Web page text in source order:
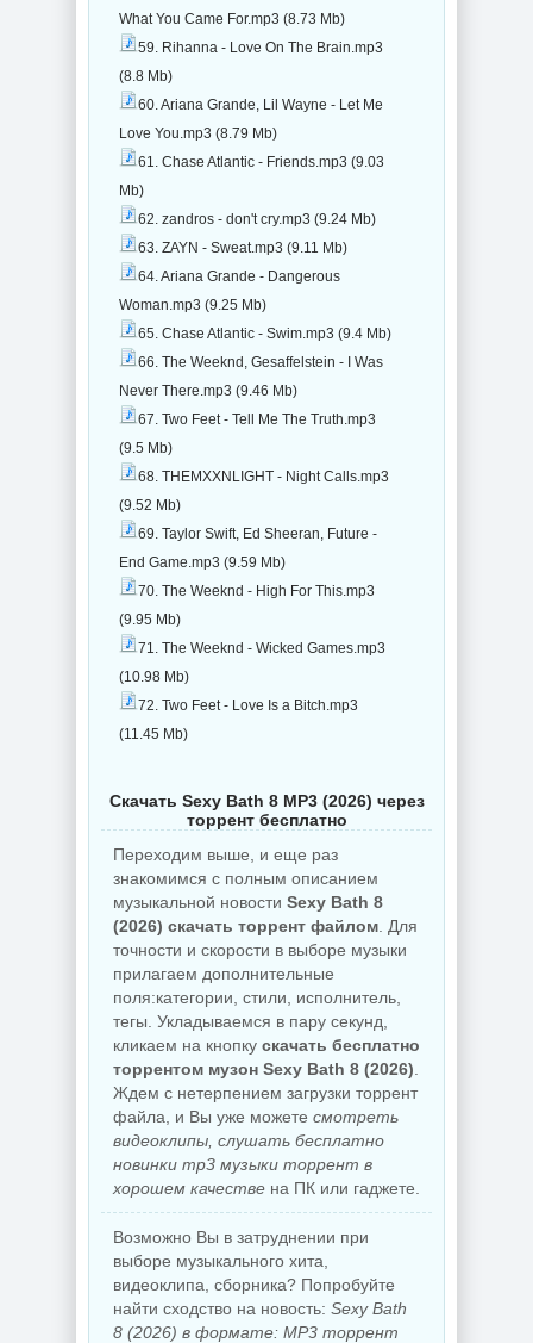
What You Came For.mp3 (8.73 Mb)
59. Rihanna - Love On The Brain.mp3
(8.8 Mb)
60. Ariana Grande, Lil Wayne - Let Me
Love You.mp3 (8.79 Mb)
61. Chase Atlantic - Friends.mp3 (9.03
Mb)
62. zandros - don't cry.mp3 (9.24 Mb)
63. ZAYN - Sweat.mp3 (9.11 Mb)
64. Ariana Grande - Dangerous
Woman.mp3 (9.25 Mb)
65. Chase Atlantic - Swim.mp3 (9.4 Mb)
66. The Weeknd, Gesaffelstein - I Was
Never There.mp3 (9.46 Mb)
67. Two Feet - Tell Me The Truth.mp3
(9.5 Mb)
68. THEMXXNLIGHT - Night Calls.mp3
(9.52 Mb)
69. Taylor Swift, Ed Sheeran, Future -
End Game.mp3 (9.59 Mb)
70. The Weeknd - High For This.mp3
(9.95 Mb)
71. The Weeknd - Wicked Games.mp3
(10.98 Mb)
72. Two Feet - Love Is a Bitch.mp3
(11.45 Mb)
Скачать Sexy Bath 8 MP3 (2026) через
торрент бесплатно
Переходим выше, и еще раз
знакомимся с полным описанием
музыкальной новости Sexy Bath 8
(2026) скачать торрент файлом . Для
точности и скорости в выборе музыки
прилагаем дополнительные
поля:категории, стили, исполнитель,
тегы. Укладываемся в пару секунд,
кликаем на кнопку скачать бесплатно
торрентом музон Sexy Bath 8 (2026)
Ждем с нетерпением загрузки торрент
файла, и Вы уже можете смотреть
видеоклипы, слушать бесплатно
новинки mp3 музыки торрент в
хорошем качестве на ПК или гаджете.
Возможно Вы в затруднении при
выборе музыкального хита,
видеоклипа, сборника? Попробуйте
найти сходство на новость: Sexy Bath
8 (2026) в формате: MP3 торрент